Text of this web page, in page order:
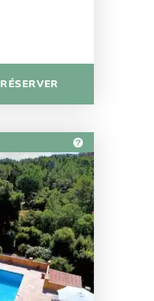
RÉSERVER